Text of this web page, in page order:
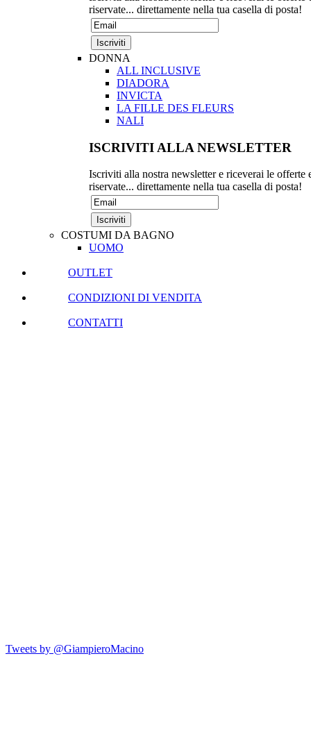
riservate... direttamente nella tua casella di posta!
DONNA
ALL INCLUSIVE
DIADORA
INVICTA
LA FILLE DES FLEURS
NALI
ISCRIVITI ALLA NEWSLETTER
Iscriviti alla nostra newsletter e riceverai le offerte
riservate... direttamente nella tua casella di posta!
COSTUMI DA BAGNO
UOMO
OUTLET
CONDIZIONI DI VENDITA
CONTATTI
Tweets by @GiampieroMacino